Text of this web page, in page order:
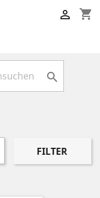
shopping_cart


FILTER